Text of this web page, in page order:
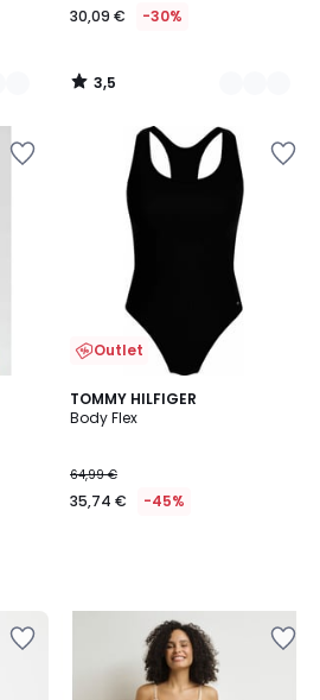
30,09 € -30%
3,5
/
Outlet
TOMMY HILFIGER
Body Flex
64,99 €
35,74 € -45%